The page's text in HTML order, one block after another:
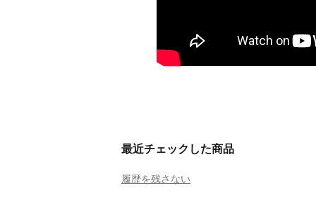
最近チェックした商品
履歴を残さない